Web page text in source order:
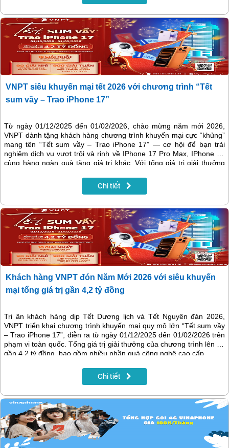
VNPT siêu khuyến mại tết 2026 với chương trình “Tết
sum vầy – Trao iPhone 17”
Từ ngày 01/12/2025 đến 01/02/2026, chào mừng năm mới 2026,
VNPT dành tặng khách hàng chương trình khuyến mại cực “khủng”
mang tên “Tết sum vầy – Trao iPhone 17” — cơ hội để bạn trải
nghiệm dịch vụ vượt trội và rinh về IPhone 17 Pro Max, IPhone 17
cùng hàng ngàn quà tặng giá trị khác. Với tổng giá trị giải thưởng
Chi tiết
Khách hàng VNPT đón Năm Mới 2026 với siêu khuyến
mại tổng giá trị gần 4,2 tỷ đồng
Tri ân khách hàng dịp Tết Dương lịch và Tết Nguyên đán 2026,
VNPT triển khai chương trình khuyến mại quy mô lớn “Tết sum vầy
– Trao iPhone 17”, diễn ra từ ngày 01/12/2025 đến 01/02/2026 trên
phạm vi toàn quốc. Tổng giá trị giải thưởng của chương trình lên tới
gần 4,2 tỷ đồng, bao gồm nhiều phần quà công nghệ cao cấp.
Chi tiết